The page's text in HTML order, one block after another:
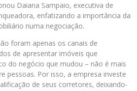
Daiana Sampaio, executiva de
enfatizando a importância da
numa negociação.
foram apenas os canais de
de apresentar imóveis que
do negócio que mudou – não é mais
pessoas. Por isso, a empresa investe
de seus corretores, deixando-